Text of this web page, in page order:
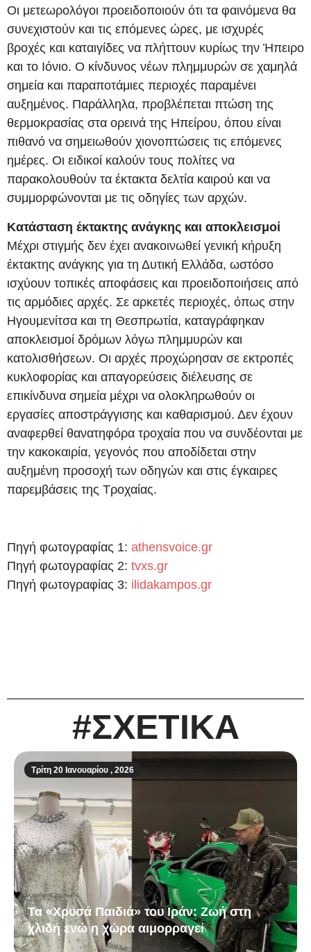
Οι μετεωρολόγοι προειδοποιούν ότι τα φαινόμενα θα
συνεχιστούν και τις επόμενες ώρες, με ισχυρές
βροχές και καταιγίδες να πλήττουν κυρίως την Ήπειρο
και το Ιόνιο. Ο κίνδυνος νέων πλημμυρών σε χαμηλά
σημεία και παραποτάμιες περιοχές παραμένει
αυξημένος. Παράλληλα, προβλέπεται πτώση της
θερμοκρασίας στα ορεινά της Ηπείρου, όπου είναι
πιθανό να σημειωθούν χιονοπτώσεις τις επόμενες
ημέρες. Οι ειδικοί καλούν τους πολίτες να
παρακολουθούν τα έκτακτα δελτία καιρού και να
συμμορφώνονται με τις οδηγίες των αρχών.
Κατάσταση έκτακτης ανάγκης και αποκλεισμοί
Μέχρι στιγμής δεν έχει ανακοινωθεί γενική κήρυξη
έκτακτης ανάγκης για τη Δυτική Ελλάδα, ωστόσο
ισχύουν τοπικές αποφάσεις και προειδοποιήσεις από
τις αρμόδιες αρχές. Σε αρκετές περιοχές, όπως στην
Ηγουμενίτσα και τη Θεσπρωτία, καταγράφηκαν
αποκλεισμοί δρόμων λόγω πλημμυρών και
κατολισθήσεων. Οι αρχές προχώρησαν σε εκτροπές
κυκλοφορίας και απαγορεύσεις διέλευσης σε
επικίνδυνα σημεία μέχρι να ολοκληρωθούν οι
εργασίες αποστράγγισης και καθαρισμού. Δεν έχουν
αναφερθεί θανατηφόρα τροχαία που να συνδέονται με
την κακοκαιρία, γεγονός που αποδίδεται στην
αυξημένη προσοχή των οδηγών και στις έγκαιρες
παρεμβάσεις της Τροχαίας.
Πηγή φωτογραφίας 1: athensvoice.gr
Πηγή φωτογραφίας 2: tvxs.gr
Πηγή φωτογραφίας 3: ilidakampos.gr
#ΣΧΕΤΙΚΑ
Τρίτη 20 Ιανουαρίου , 2026
Τα «Χρυσά Παιδιά» του Ιράν: Ζωή στη
χλιδή ενώ η χώρα αιμορραγεί